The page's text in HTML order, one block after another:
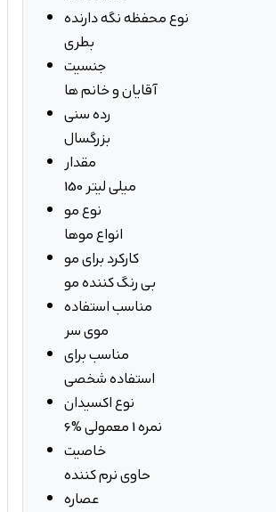
نوع محفظه نگه دارنده
بطری
جنسیت
آقایان و خانم ها
رده سنی
بزرگسال
مقدار
150 میلی لیتر
نوع مو
انواع موها
کارکرد برای مو
بی رنگ کننده مو
مناسب استفاده
موی سر
مناسب برای
استفاده شخصی
نوع اکسیدان
6% نمره 1 معمولی
خاصیت
حاوی نرم کننده
عصاره